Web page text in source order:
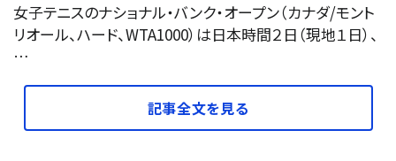
女子テニスのナショナル・バンク・オープン（カナダ/モント
リオール、ハード、WTA1000）は日本時間２日（現地１日）、
…
記事全文を見る